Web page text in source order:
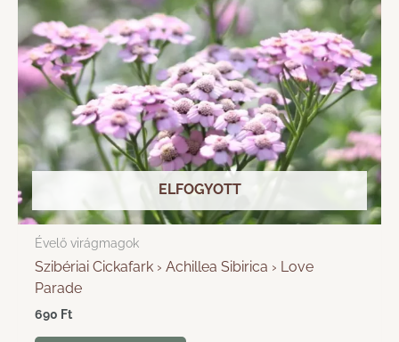
ELFOGYOTT
Évelő virágmagok
Szibériai Cickafark › Achillea Sibirica › Love
Parade
690 Ft